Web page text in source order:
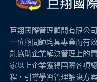
巨翔國際管理顧問有限公
一位顧問師均具專業而有
能協助企業解決管理上的
家以上企業獲得國際各項
程，引導學習管理解決方